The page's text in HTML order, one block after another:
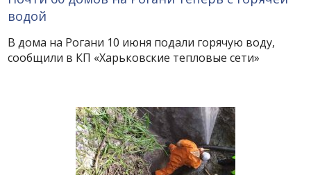
водой
В дома на Рогани 10 июня подали горячую воду,
сообщили в КП «Харьковские тепловые сети»